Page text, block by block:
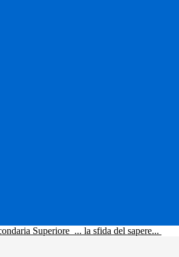
Superiore ... la sfida del sapere...